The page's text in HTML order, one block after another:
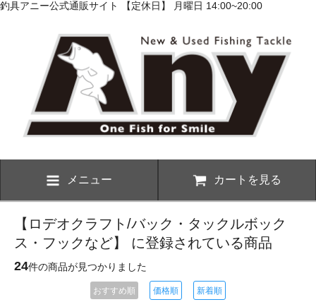
釣具アニー公式通販サイト 【定休日】 月曜日 14:00~20:00
メニュー カートを見る
【ロデオクラフト/バック・タックルボック
ス・フックなど】 に登録されている商品
24件の商品が見つかりました
おすすめ順 価格順 新着順